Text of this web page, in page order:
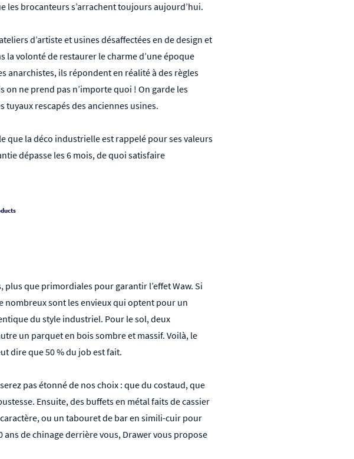
les brocanteurs s’arrachent toujours aujourd’hui.
d’artiste et usines désaffectées en de design et
volonté de restaurer le charme d’une époque
anarchistes, ils répondent en réalité à des règles
ne prend pas n’importe quoi ! On garde les
rescapés des anciennes usines.
que la déco industrielle est rappelé pour ses valeurs
dépasse les 6 mois, de quoi satisfaire
plus que primordiales pour garantir l’effet Waw. Si
nombreux sont les envieux qui optent pour un
du style industriel. Pour le sol, deux
un parquet en bois sombre et massif. Voilà, le
dire que 50 % du job est fait.
pas étonné de nos choix : que du costaud, que
Ensuite, des buffets en métal faits de cassier
ou un tabouret de bar en simili-cuir pour
de chinage derrière vous, Drawer vous propose